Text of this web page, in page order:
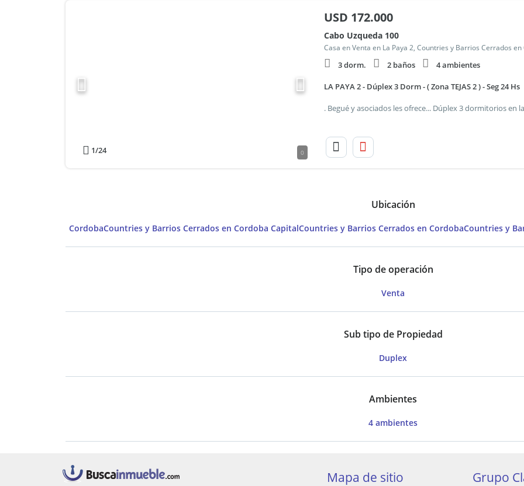
1/24 0
USD 172.000
Cabo Uzqueda 100
Casa en Venta en La Paya 2, Countries y Barrios Cerrados
3 dorm. 2 baños 4 ambientes
LA PAYA 2 - Dúplex 3 Dorm - ( Zona TEJAS 2 ) - Seg 24 Hs
Ubicación
CordobaCountries y Barrios Cerrados en Cordoba CapitalCountries y Barrios Cerrados en CordobaCountries y
Tipo de operación
Venta
Sub tipo de Propiedad
Duplex
Ambientes
4 ambientes
Mapa de sitio Grupo